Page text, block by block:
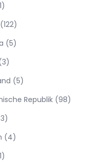
(122)
(5)
(5)
Republik (98)
(4)